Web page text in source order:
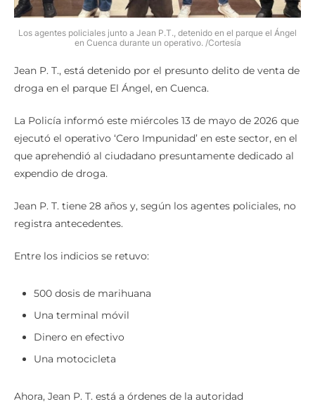
Los agentes policiales junto a Jean P.T., detenido en el parque el Ángel
en Cuenca durante un operativo. /Cortesía
Jean P. T., está detenido por el presunto delito de venta de
droga en el parque El Ángel, en Cuenca.
La Policía informó este miércoles 13 de mayo de 2026 que
ejecutó el operativo ‘Cero Impunidad’ en este sector, en el
que aprehendió al ciudadano presuntamente dedicado al
expendio de droga.
Jean P. T. tiene 28 años y, según los agentes policiales, no
registra antecedentes.
Entre los indicios se retuvo:
500 dosis de marihuana
Una terminal móvil
Dinero en efectivo
Una motocicleta
Ahora, Jean P. T. está a órdenes de la autoridad